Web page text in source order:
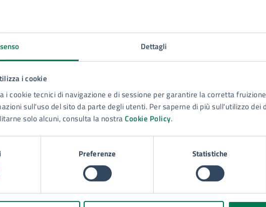
Dettagli
i cookie
i cookie tecnici di navigazione e di sessione per garantire la corretta
sull'uso del sito da parte degli utenti. Per saperne di più sull'utilizzo dei
solo alcuni, consulta la nostraCookie Policy.
Preferenze Statistiche
Quanto sono chiare le informazioni su questa
pagina?
Valuta 5 stelle su 5
Valuta 4 stelle su 5
Valuta 3 stelle su 5
Valuta 2 stelle su 5
Valuta 1 stelle su 5